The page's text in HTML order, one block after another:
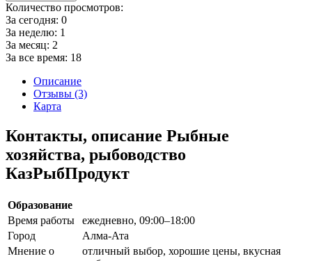
Количество просмотров:
За сегодня: 0
За неделю: 1
За месяц: 2
За все время: 18
Описание
Отзывы (3)
Карта
Контакты, описание Рыбные
хозяйства, рыбоводство
КазРыбПродукт
Образование
Время работы
ежедневно, 09:00–18:00
Город
Алма-Ата
Мнение о
отличный выбор, хорошие цены, вкусная